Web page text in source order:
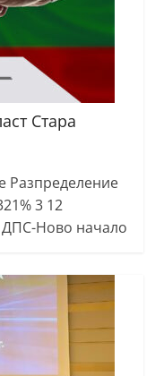
Стара
Разпределение
3 12
ДПС-Ново начало